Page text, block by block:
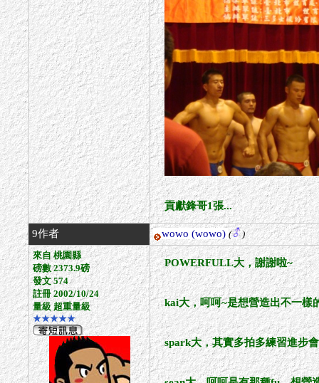
貢獻鋒哥1張...
9作者 wowo (wowo) ( )
來自 桃園縣
磅數 2373.9磅
發文 574
註冊 2002/10/24
量級 超重量級
★★★★★
POWERFULL大，謝謝啦~
kai大，呵呵~是想營造出不一樣
spark大，其實多拍多練習進步